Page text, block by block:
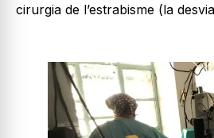
cirurgia de l’estrabisme (la